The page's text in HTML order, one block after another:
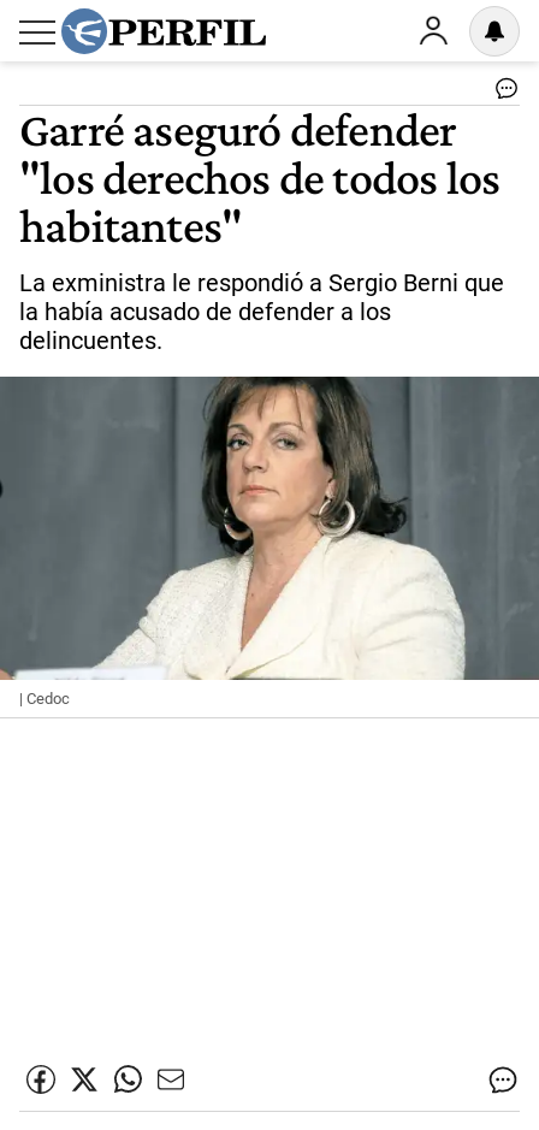
Garré aseguró defender
"los derechos de todos los
habitantes"
La exministra le respondió a Sergio Berni que
la había acusado de defender a los
delincuentes.
| Cedoc